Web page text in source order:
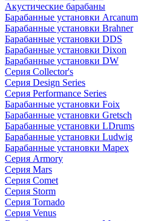
Акустические барабаны
Барабанные установки Arcanum
Барабанные установки Brahner
Барабанные установки DDS
Барабанные установки Dixon
Барабанные установки DW
Серия Collector's
Серия Design Series
Серия Performance Series
Барабанные установки Foix
Барабанные установки Gretsch
Барабанные установки LDrums
Барабанные установки Ludwig
Барабанные установки Mapex
Серия Armory
Серия Mars
Серия Comet
Серия Storm
Серия Tornado
Серия Venus